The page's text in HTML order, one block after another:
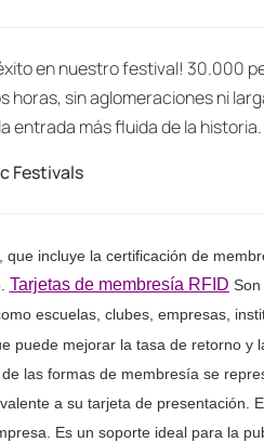
en nuestro festival! 30.000
horas, sin aglomeraciones ni
entrada más fluida de la historia.
Festivals
incluye la certificación de
Tarjetas de membresía RFID
escuelas, clubes, empresas,
puede mejorar la tasa de retorno y
las formas de membresía se
a su tarjeta de presentación.
Es un soporte ideal para la